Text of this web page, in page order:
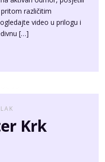
različitim
video u prilogu i
[…]
Krk